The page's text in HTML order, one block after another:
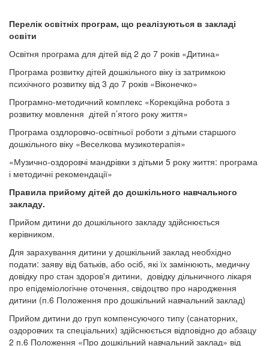
Перелік освітніх програм, що реалізуються в закладі
освіти
Освітня програма для дітей від 2 до 7 років «Дитина»
Програма розвитку дітей дошкільного віку із затримкою
психічного розвитку від 3 до 7 років «Віконечко»
Програмно-методичний комплекс «Корекційна робота з
розвитку мовлення дітей п’ятого року життя»
Програма оздлоровчо-освітньої роботи з дітьми старшого
дошкільного віку «Веселкова музикотерапія»
«Музично-оздоровчі мандрівки з дітьми 5 року життя: програма
і методичні рекомендації»
Правила прийому дітей до дошкільного навчального
закладу.
Прийом дитини до дошкільного закладу здійснюється
керівником.
Для зарахування дитини у дошкільний заклад необхідно
подати: заяву від батьків, або осіб, які їх замінюють, медичну
довідку про стан здоров'я дитини, довідку дільничного лікаря
про епідеміологічне оточення, свідоцтво про народження
дитини (п.6 Положення про дошкільний навчальний заклад)
Прийом дитини до груп компенсуючого типу (санаторних,
оздоровчих та спеціальних) здійснюється відповідно до абзацу
2 п.6 Положення «Про дошкільний навчальний заклад» від